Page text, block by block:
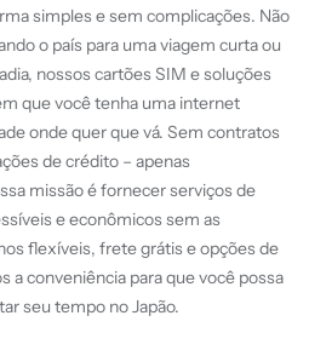
simples e sem complicações. Não
o país para uma viagem curta ou
nossos cartões SIM e soluções
que você tenha uma internet
onde quer que vá. Sem contratos
de crédito – apenas
missão é fornecer serviços de
e econômicos sem as
flexíveis, frete grátis e opções de
a conveniência para que você possa
seu tempo no Japão.